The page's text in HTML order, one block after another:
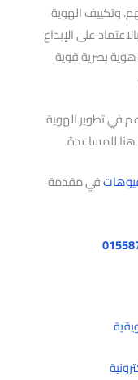
وتكييف الهوية
على الإبداع
هوية بصرية قوية
في تطوير الهوية
هنا للمساعدة
في مقدمة